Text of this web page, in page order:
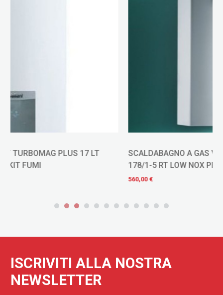
SCALDABAGNO A GAS VAILLANT OUTSIDEMAG 17 LT
178/1-5 RT LOW NOX PER ESTERNO
ISCRIVITI ALLA NOSTRA
NEWSLETTER